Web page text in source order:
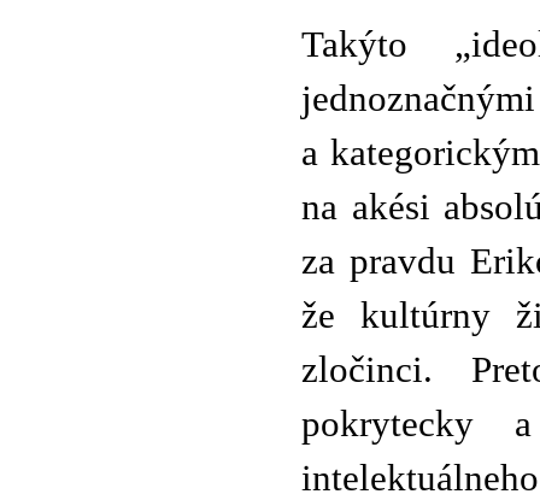
Takýto
a
na akési
za pravdu
že kultúrny
zločinci.
pokrytecky